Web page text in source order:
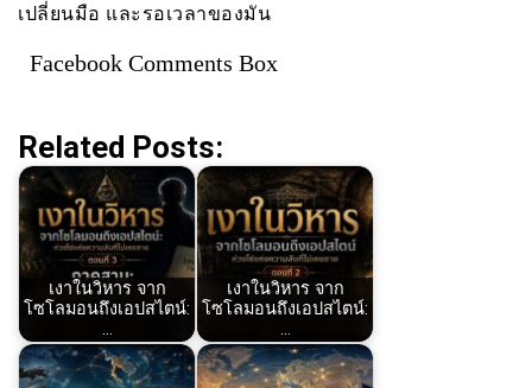
เปลี่ยนมือ และรอเวลาของมัน
Facebook Comments Box
Related Posts:
เงาในวิหาร จาก
โซโลมอนถึงเอปสไตน์:
…
เงาในวิหาร จาก
โซโลมอนถึงเอปสไตน์:
…